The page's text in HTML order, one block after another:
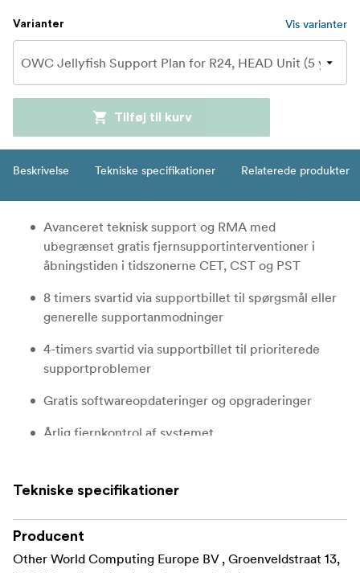
Varianter Vis varianter
Tilføj til kurv
Beskrivelse Tekniske specifikationer Relaterede produkter
Avanceret teknisk support og RMA med
ubegrænset gratis fjernsupportinterventioner i
åbningstiden i tidszonerne CET, CST og PST
8 timers svartid via supportbillet til spørgsmål eller
generelle supportanmodninger
4-timers svartid via supportbillet til prioriterede
supportproblemer
Gratis softwareopdateringer og opgraderinger
Årlig fjernkontrol af systemet
Tekniske specifikationer
Producent
Other World Computing Europe BV , Groenveldstraat 13,